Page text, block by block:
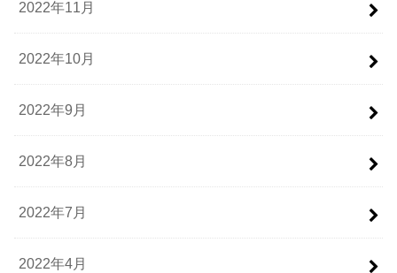
2022年11月
2022年10月
2022年9月
2022年8月
2022年7月
2022年4月